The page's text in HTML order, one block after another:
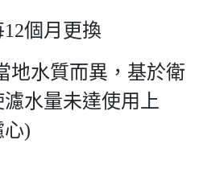
個月更換
地水質而異，基於衛
水量未達使用上
心)